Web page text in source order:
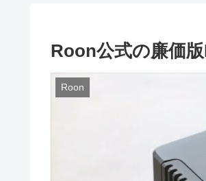
Roon公式の廉価
Roon